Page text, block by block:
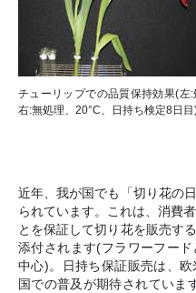
チューリップでの品質保持効果(左:
右:無処理、20°C、日持ち検定8日目
近年、我が国でも「切り花の
られています。これは、消費
とを保証して切り花を販売す
添付されます(フラワーフー
中心)。日持ち保証販売は、
国での普及が期待されていま